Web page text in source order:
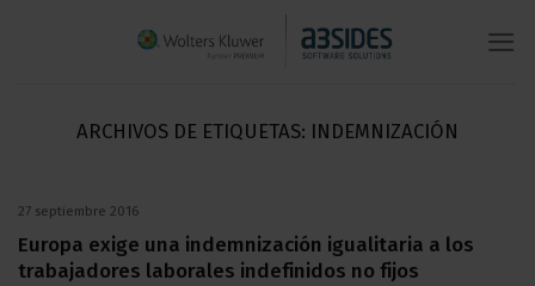
ARCHIVOS DE ETIQUETAS: INDEMNIZACIÓN
Europa exige una indemnización igualitaria a los
trabajadores laborales indefinidos no fijos
27 septiembre 2016